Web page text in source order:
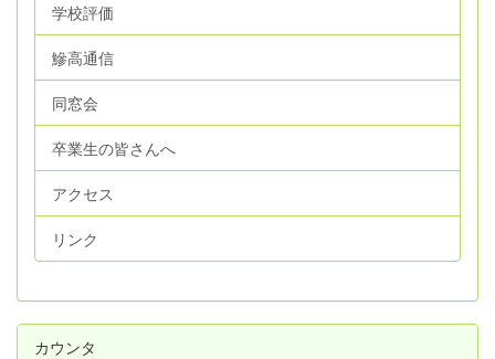
学校評価
鰺高通信
同窓会
卒業生の皆さんへ
アクセス
リンク
カウンタ